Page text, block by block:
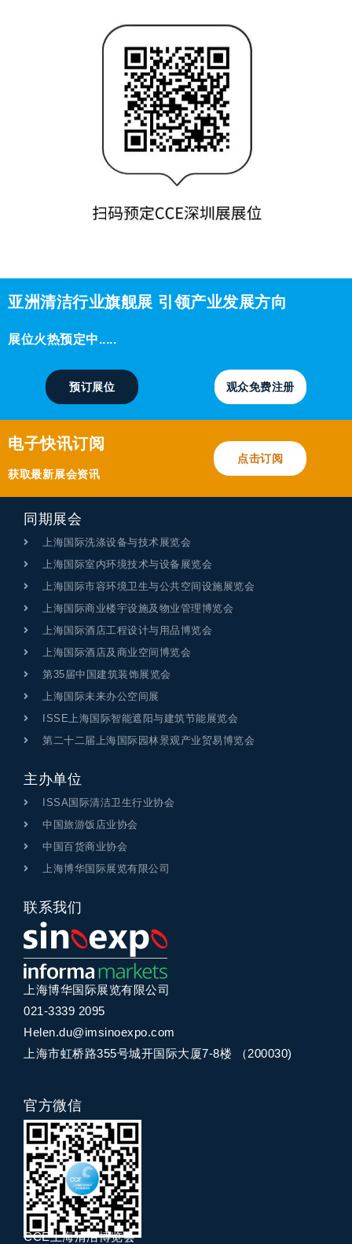
亚洲清洁行业旗舰展 引领产业发展方向
展位火热预定中.....
预订展位 观众免费注册
电子快讯订阅
获取最新展会资讯
点击订阅
同期展会
上海国际洗涤设备与技术展览会
上海国际室内环境技术与设备展览会
上海国际市容环境卫生与公共空间设施展览会
上海国际商业楼宇设施及物业管理博览会
上海国际酒店工程设计与用品博览会
上海国际酒店及商业空间博览会
第35届中国建筑装饰展览会
上海国际未来办公空间展
ISSE上海国际智能遮阳与建筑节能展览会
第二十二届上海国际园林景观产业贸易博览会
主办单位
ISSA国际清洁卫生行业协会
中国旅游饭店业协会
中国百货商业协会
上海博华国际展览有限公司
联系我们
上海博华国际展览有限公司
021-3339 2095
Helen.du@imsinoexpo.com
上海市虹桥路355号城开国际大厦7-8楼 （200030)
官方微信
CCE上海清洁博览会